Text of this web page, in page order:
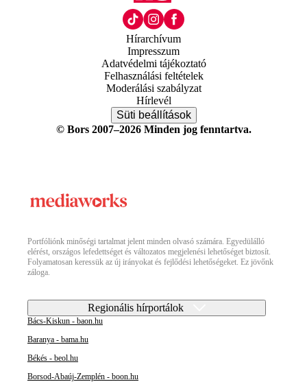
Hírarchívum
Impresszum
Adatvédelmi tájékoztató
Felhasználási feltételek
Moderálási szabályzat
Hírlevél
Süti beállítások
© Bors 2007–2026 Minden jog fenntartva.
Portfóliónk minőségi tartalmat jelent minden olvasó számára. Egyedülálló
elérést, országos lefedettséget és változatos megjelenési lehetőséget biztosít.
Folyamatosan keressük az új irányokat és fejlődési lehetőségeket. Ez jövőnk
záloga.
Regionális hírportálok
Bács-Kiskun - baon.hu
Baranya - bama.hu
Békés - beol.hu
Borsod-Abaúj-Zemplén - boon.hu